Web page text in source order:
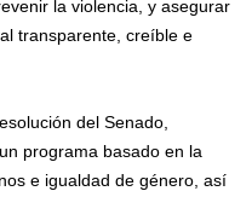
la violencia, y asegurar
transparente, creíble e
del Senado,
programa basado en la
e igualdad de género, así